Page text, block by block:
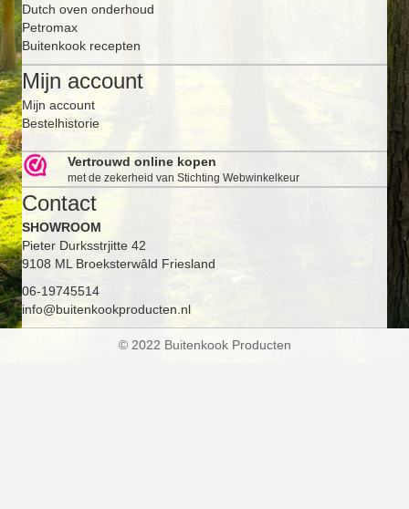
Dutch oven onderhoud
Petromax
Buitenkook recepten
Mijn account
Mijn account
Bestelhistorie
Vertrouwd online kopen
met de zekerheid van Stichting Webwinkelkeur
Contact
SHOWROOM
Pieter Durksstrjitte 42
9108 ML Broeksterwâld Friesland
06-19745514
info@buitenkookproducten.nl
© 2022 Buitenkook Producten